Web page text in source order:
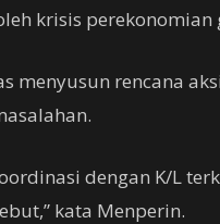
krisis
menyusun rencana
dengan K/L
kata Menperin.